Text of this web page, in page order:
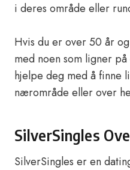
i deres område eller
Hvis du er over 50 år
med noen som ligner
hjelpe deg med å finne
nærområde eller over
SilverSingles
SilverSingles er en